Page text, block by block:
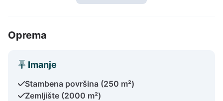
Oprema
Imanje
Stambena površina (250 m²)
Zemljište (2000 m²)